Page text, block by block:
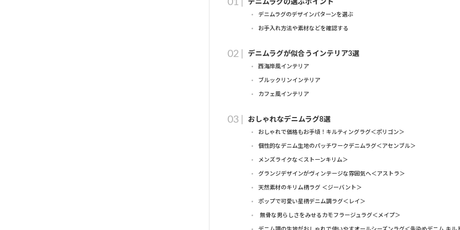
デニムラグの選ぶポイント
デニムラグのデザインパターンを選ぶ
お手入れ方法や素材などを確認する
デニムラグが似合うインテリア3選
西海岸風インテリア
ブルックリンインテリア
カフェ風インテリア
おしゃれなデニムラグ8選
おしゃれで価格もお手頃！キルティングラグ＜ポリゴン＞
個性的なデニム生地のパッチワークデニムラグ＜アセンブル＞
メンズライクな＜ストーンキリム＞
グランジデザインがヴィンテージな雰囲気へ＜アストラ＞
天然素材のキリム柄ラグ ＜ジーバント＞
ポップで可愛い星柄デニム調ラグ＜レイ＞
無骨な男らしさをみせるカモフラージュラグ＜メイプ＞